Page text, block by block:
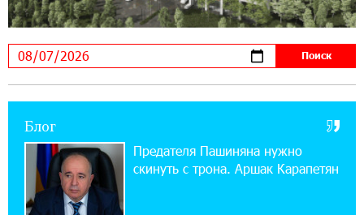
17:03:49 30-07-2026
Платформа Rate.Trading на Seaside Startup
Summit: IDBank представил инновационное
Состоялось открытие Khachaturian Rooftop
при поддержке IDBank
18:38:18 28-07-2026
Блог
Предателя Пашиняна нужно
скинуть с трона. Аршак Карапетян